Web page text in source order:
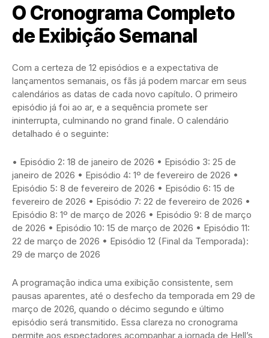
O Cronograma Completo
de Exibição Semanal
Com a certeza de 12 episódios e a expectativa de
lançamentos semanais, os fãs já podem marcar em seus
calendários as datas de cada novo capítulo. O primeiro
episódio já foi ao ar, e a sequência promete ser
ininterrupta, culminando no grand finale. O calendário
detalhado é o seguinte:
• Episódio 2: 18 de janeiro de 2026 • Episódio 3: 25 de
janeiro de 2026 • Episódio 4: 1º de fevereiro de 2026 •
Episódio 5: 8 de fevereiro de 2026 • Episódio 6: 15 de
fevereiro de 2026 • Episódio 7: 22 de fevereiro de 2026 •
Episódio 8: 1º de março de 2026 • Episódio 9: 8 de março
de 2026 • Episódio 10: 15 de março de 2026 • Episódio 11:
22 de março de 2026 • Episódio 12 (Final da Temporada):
29 de março de 2026
A programação indica uma exibição consistente, sem
pausas aparentes, até o desfecho da temporada em 29 de
março de 2026, quando o décimo segundo e último
episódio será transmitido. Essa clareza no cronograma
permite aos espectadores acompanhar a jornada de Hell’s